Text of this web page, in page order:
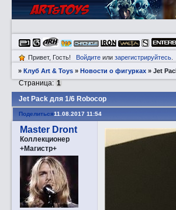
Привет, Гость! Войдитеили зарегистрируйтесь.
»Клуб Art & Toys »­Новости о фигурках »Jet
Jet Pack для 1/6 Robocop
Страница: 1
Поделиться11.08.2017 11:54
Master Dront
Коллекционер
+Магистр+